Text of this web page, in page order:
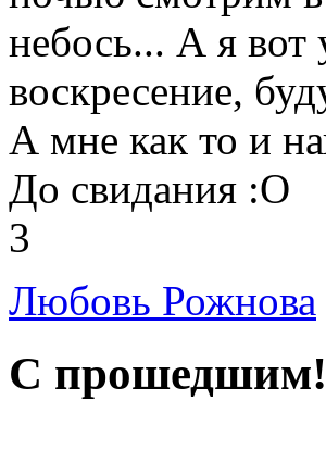
небось... А я вот
воскресение,
А мне как то и
До свидания :О
3
Любовь Рожнова
С